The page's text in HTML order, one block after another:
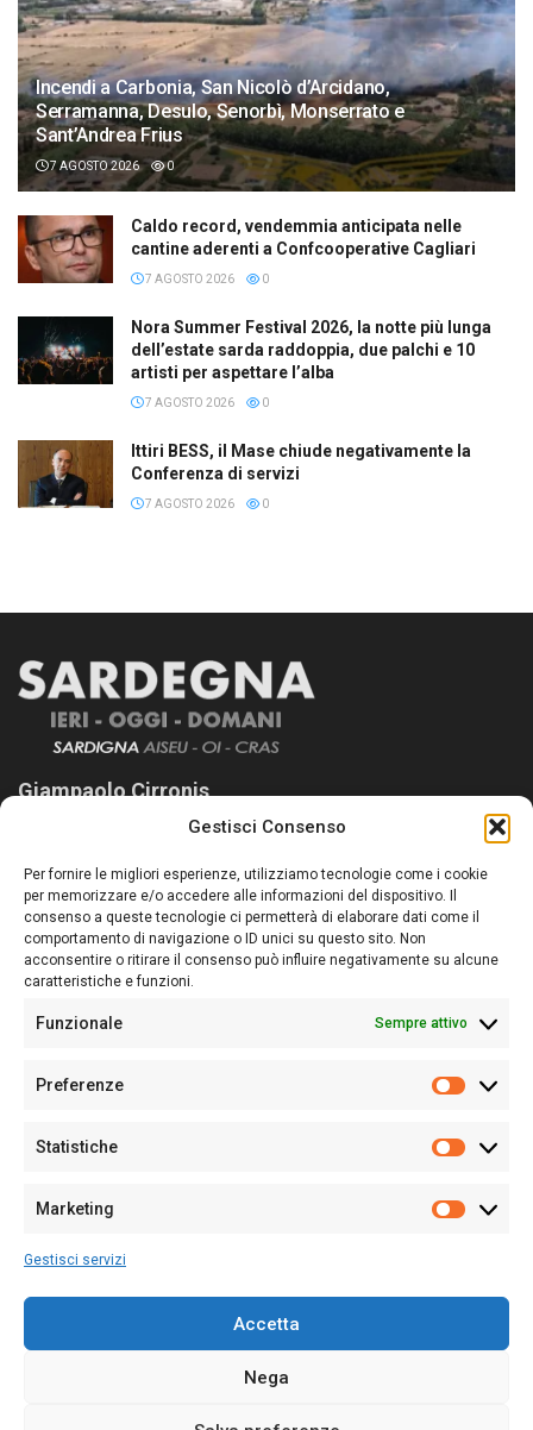
Gestisci Consenso
Per fornire le migliori esperienze, utilizziamo tecnologie come i cookie
per memorizzare e/o accedere alle informazioni del dispositivo. Il
consenso a queste tecnologie ci permetterà di elaborare dati come il
comportamento di navigazione o ID unici su questo sito. Non
acconsentire o ritirare il consenso può influire negativamente su alcune
caratteristiche e funzioni.
Funzionale Sempre attivo
Preferenze
Statistiche
Marketing
Gestisci servizi
Accetta
Nega
Incendi a Carbonia, San Nicolò d’Arcidano,
Serramanna, Desulo, Senorbì, Monserrato e
Sant’Andrea Frius
7 AGOSTO 2026 0
Caldo record, vendemmia anticipata nelle
cantine aderenti a Confcooperative Cagliari
7 AGOSTO 2026 0
Nora Summer Festival 2026, la notte più lunga
dell’estate sarda raddoppia, due palchi e 10
artisti per aspettare l’alba
7 AGOSTO 2026 0
Ittiri BESS, il Mase chiude negativamente la
Conferenza di servizi
7 AGOSTO 2026 0
Giampaolo Cirronis
Sardegna Ieri-Oggi-Domani nasce per informare “liberamente” i
lettori su quanto accade in Sardegna, con un occhio rivolto al
nostro passato e, soprattutto, al nostro futuro
Follow Us
Sede:Via Cristoforo Colombo 09013 Carbonia
Partita IVA02270380922
128/2020 del 10/02/2020
Per la Pubblicità: